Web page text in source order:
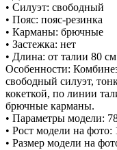
• Силуэт: свободный
• Пояс: пояс-резинка
• Карманы: брючные
• Застежка: нет
• Длина: от талии 80 см
Особенности:
свободный силуэт,
кокеткой, по линии
брючные карманы.
• Параметры модели:
• Рост модели на фото:
• Размер модели на